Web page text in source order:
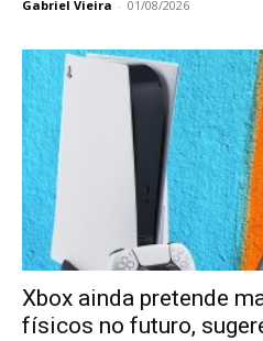
Gabriel Vieira - 01/08/2026
Xbox ainda pretende
físicos no futuro,